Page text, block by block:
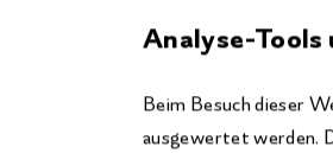
Analyse-Tools
Beim Besuch dieser
ausgewertet werden.